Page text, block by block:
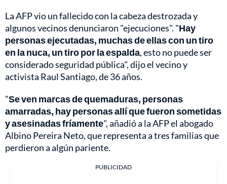
La AFP vio un fallecido con la cabeza destrozada y
algunos vecinos denunciaron "ejecuciones". "Hay
personas ejecutadas, muchas de ellas con un tiro
en la nuca, un tiro por la espalda, esto no puede ser
considerado seguridad pública", dijo el vecino y
activista Raul Santiago, de 36 años.
"Se ven marcas de quemaduras, personas
amarradas, hay personas allí que fueron sometidas
y asesinadas fríamente", añadió a la AFP el abogado
Albino Pereira Neto, que representa a tres familias que
perdieron a algún pariente.
PUBLICIDAD